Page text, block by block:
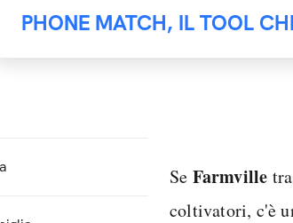
PHONE MATCH, IL TOOL
Se Farmville
coltivatori, c'è